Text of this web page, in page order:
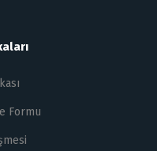
Formu